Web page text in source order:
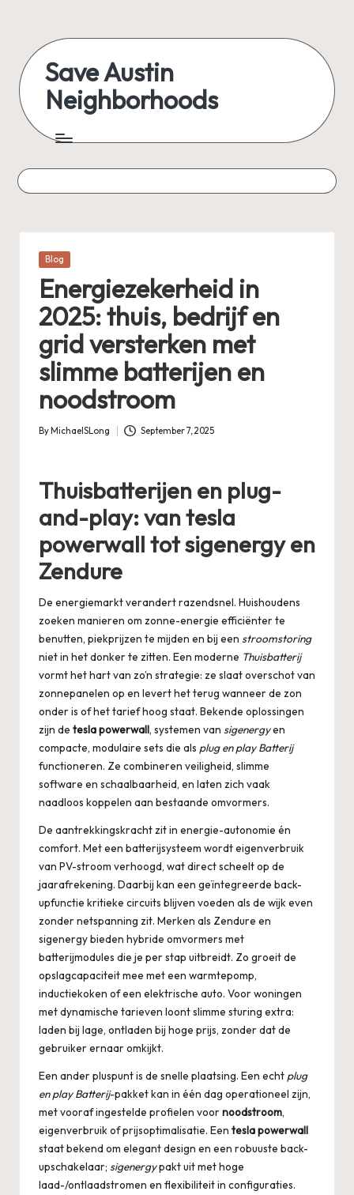
content
Save Austin
Neighborhoods
Austin
everything
Posted
Blog
Energiezekerheid in
2025: thuis, bedrijf en
grid versterken met
slimme batterijen en
noodstroom
Posted
By MichaelSLong September 7, 2025
Thuisbatterijen en plug-
and-play: van tesla
powerwall tot sigenergy en
Zendure
De energiemarkt verandert razendsnel. Huishoudens
zoeken manieren om zonne-energie efficiënter te
benutten, piekprijzen te mijden en bij een stroomstoring
niet in het donker te zitten. Een moderne Thuisbatterij
vormt het hart van zo’n strategie: ze slaat overschot van
zonnepanelen op en levert het terug wanneer de zon
onder is of het tarief hoog staat. Bekende oplossingen
zijn de tesla powerwall, systemen van sigenergyen
compacte, modulaire sets die als plug en play Batterij
functioneren. Ze combineren veiligheid, slimme
software en schaalbaarheid, en laten zich vaak
naadloos koppelen aan bestaande omvormers.
De aantrekkingskracht zit in energie-autonomie én
comfort. Met een batterijsysteem wordt eigenverbruik
van PV-stroom verhoogd, wat direct scheelt op de
jaarafrekening. Daarbij kan een geïntegreerde back-
upfunctie kritieke circuits blijven voeden als de wijk even
zonder netspanning zit. Merken als Zendure en
sigenergy bieden hybride omvormers met
batterijmodules die je per stap uitbreidt. Zo groeit de
opslagcapaciteit mee met een warmtepomp,
inductiekoken of een elektrische auto. Voor woningen
met dynamische tarieven loont slimme sturing extra:
laden bij lage, ontladen bij hoge prijs, zonder dat de
gebruiker ernaar omkijkt.
Een ander pluspunt is de snelle plaatsing. Een echt plug
en play Batterij-pakket kan in één dag operationeel zijn,
met vooraf ingestelde profielen voornoodstroom,
eigenverbruik of prijsoptimalisatie. Een tesla powerwall
staat bekend om elegant design en een robuuste back-
upschakelaar; sigenergypakt uit met hoge
laad-/ontlaadstromen en flexibiliteit in configuraties.